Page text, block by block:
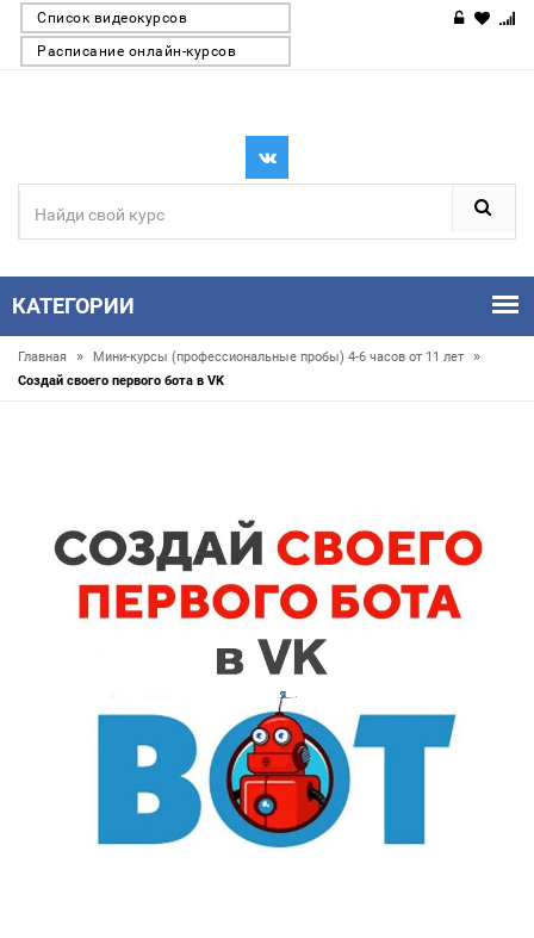
Список видеокурсов
Расписание онлайн-курсов
КАТЕГОРИИ
Главная » Мини-курсы (профессиональные пробы) 4-6 часов от 11 лет »
Создай своего первого бота в VK